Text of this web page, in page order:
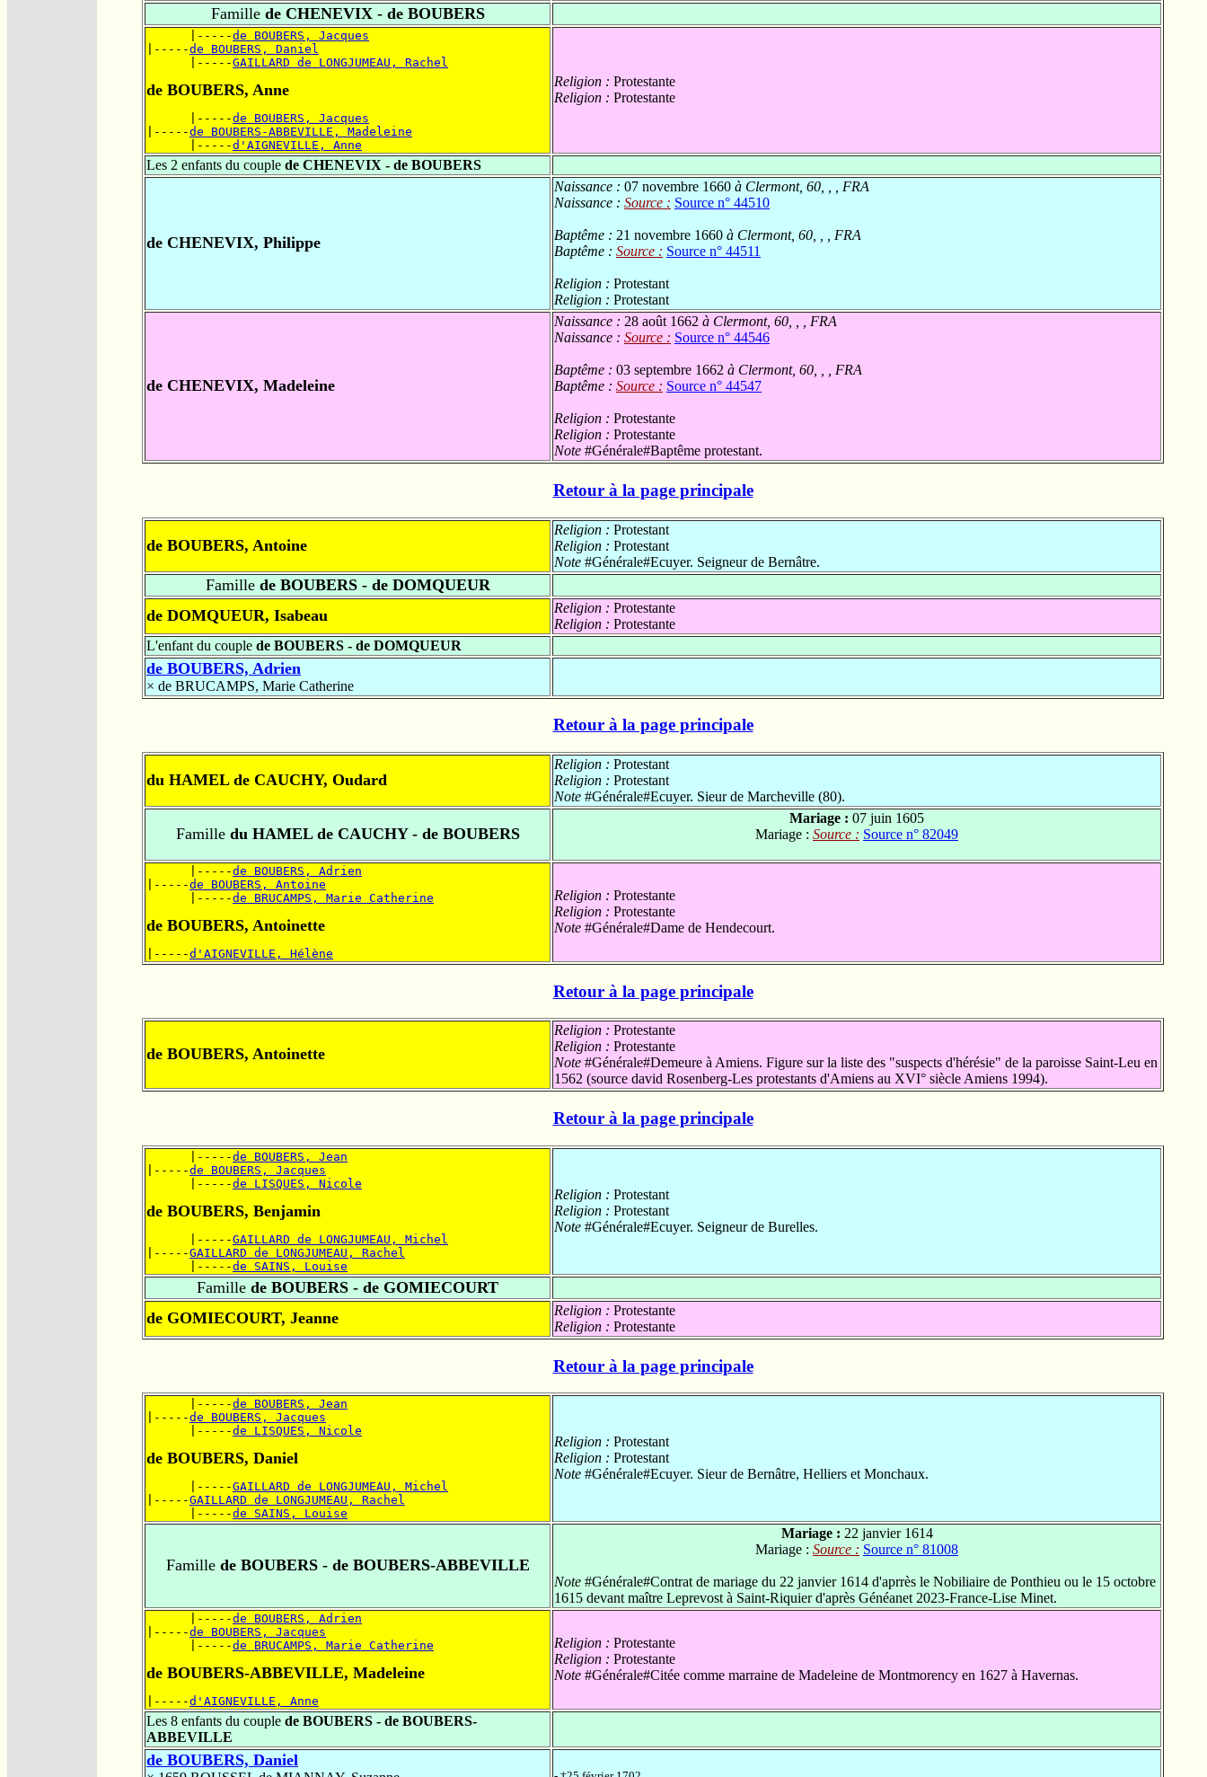
Famillede CHENEVIX - de BOUBERS
      |-----
de BOUBERS, Jacques
|-----de BOUBERS, Daniel
      |-----
GAILLARD de LONGJUMEAU, Rachel
de BOUBERS, Anne
      |-----
de BOUBERS, Jacques
|-----de BOUBERS-ABBEVILLE, Madeleine
      |-----
d'AIGNEVILLE, Anne
Religion : Protestante
Religion : Protestante
Les 2 enfants du couple de CHENEVIX - de BOUBERS
de CHENEVIX, Philippe
Naissance : 07 novembre 1660 à Clermont, 60, , , FRA
Naissance : Source : Source n° 44510
Baptême : 21 novembre 1660 à Clermont, 60, , , FRA
Baptême : Source : Source n° 44511
Religion : Protestant
Religion : Protestant
de CHENEVIX, Madeleine
Naissance : 28 août 1662 à Clermont, 60, , , FRA
Naissance : Source : Source n° 44546
Baptême : 03 septembre 1662 à Clermont, 60, , , FRA
Baptême : Source : Source n° 44547
Religion : Protestante
Religion : Protestante
Note #Générale#Baptême protestant.
Retour à la page principale
de BOUBERS, Antoine
Religion : Protestant
Religion : Protestant
Note #Générale#Ecuyer. Seigneur de Bernâtre.
Famillede BOUBERS - de DOMQUEUR
de DOMQUEUR, Isabeau
Religion : Protestante
Religion : Protestante
L'enfant du couple de BOUBERS - de DOMQUEUR
de BOUBERS, Adrien
× de BRUCAMPS, Marie Catherine
Retour à la page principale
du HAMEL de CAUCHY, Oudard
Religion : Protestant
Religion : Protestant
Note #Générale#Ecuyer. Sieur de Marcheville (80).
Familledu HAMEL de CAUCHY - de BOUBERS
Mariage : 07 juin 1605
Mariage : Source : Source n° 82049
      |-----
de BOUBERS, Adrien
|-----de BOUBERS, Antoine
      |-----
de BRUCAMPS, Marie Catherine
de BOUBERS, Antoinette
|-----d'AIGNEVILLE, Hélène
Religion : Protestante
Religion : Protestante
Note #Générale#Dame de Hendecourt.
Retour à la page principale
de BOUBERS, Antoinette
Religion : Protestante
Religion : Protestante
Note #Générale#Demeure à Amiens. Figure sur la liste des "suspects d'hérésie" de la paroisse Saint-Leu en
1562 (source david Rosenberg-Les protestants d'Amiens au XVI° siècle Amiens 1994).
Retour à la page principale
      |-----
de BOUBERS, Jean
|-----de BOUBERS, Jacques
      |-----
de LISQUES, Nicole
de BOUBERS, Benjamin
      |-----
GAILLARD de LONGJUMEAU, Michel
|-----GAILLARD de LONGJUMEAU, Rachel
      |-----
de SAINS, Louise
Religion : Protestant
Religion : Protestant
Note #Générale#Ecuyer. Seigneur de Burelles.
Famille de BOUBERS - de GOMIECOURT
de GOMIECOURT, Jeanne
Religion : Protestante
Religion : Protestante
Retour à la page principale
      |-----
de BOUBERS, Jean
|-----de BOUBERS, Jacques
      |-----
de LISQUES, Nicole
de BOUBERS, Daniel
      |-----
GAILLARD de LONGJUMEAU, Michel
|-----GAILLARD de LONGJUMEAU, Rachel
      |-----
de SAINS, Louise
Religion : Protestant
Religion : Protestant
Note #Générale#Ecuyer. Sieur de Bernâtre, Helliers et Monchaux.
Famillede BOUBERS - de BOUBERS-ABBEVILLE
Mariage : 22 janvier 1614
Mariage : Source : Source n° 81008
Note #Générale#Contrat de mariage du 22 janvier 1614 d'aprrès le Nobiliaire de Ponthieu ou le 15 octobre
1615 devant maître Leprevost à Saint-Riquier d'après Généanet 2023-France-Lise Minet.
      |-----
de BOUBERS, Adrien
|-----de BOUBERS, Jacques
      |-----
de BRUCAMPS, Marie Catherine
de BOUBERS-ABBEVILLE, Madeleine
|-----d'AIGNEVILLE, Anne
Religion : Protestante
Religion : Protestante
Note #Générale#Citée comme marraine de Madeleine de Montmorency en 1627 à Havernas.
Les 8 enfants du couple de BOUBERS - de BOUBERS-
ABBEVILLE
de BOUBERS, Daniel